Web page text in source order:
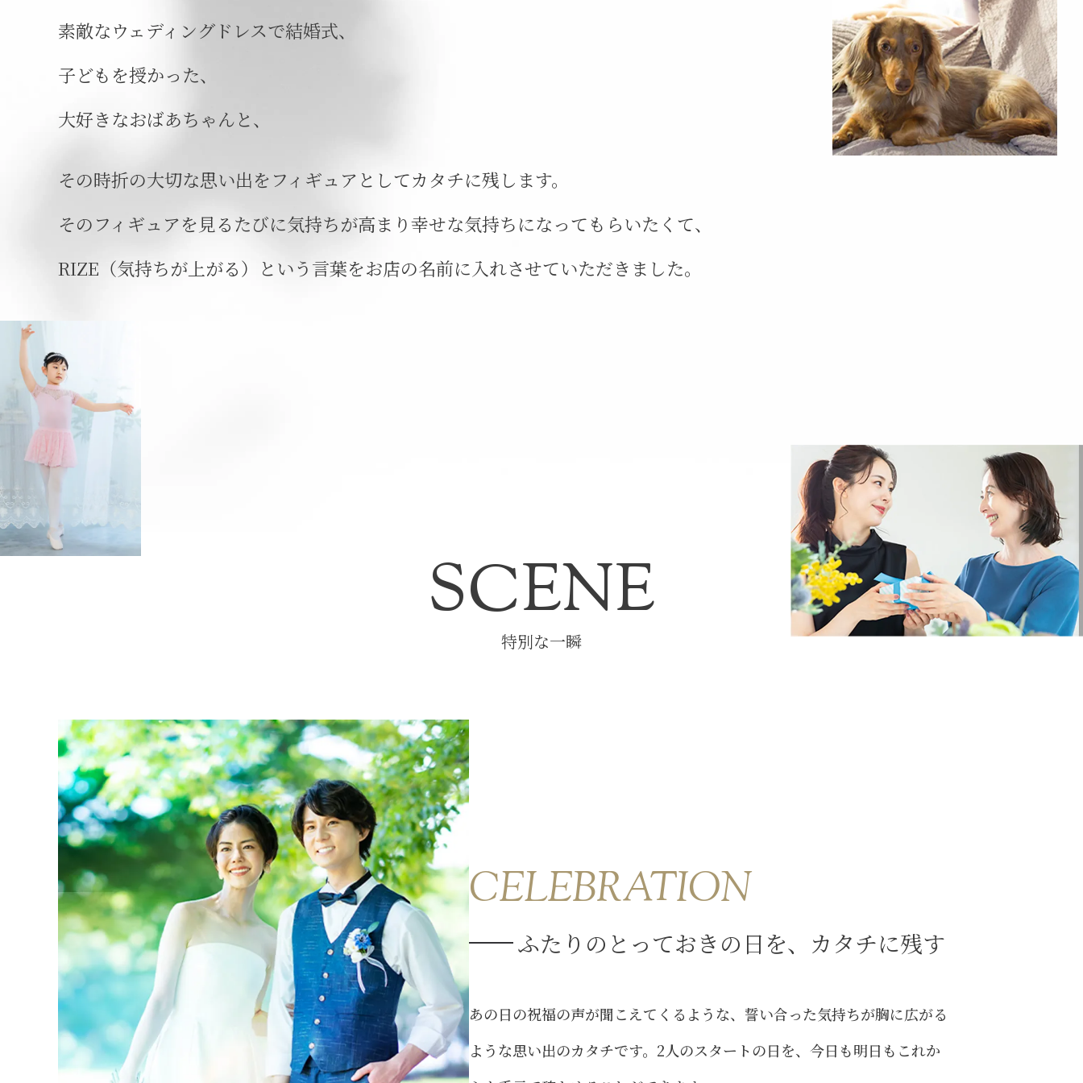
素敵なウェディングドレスで結婚式、
子どもを授かった、
大好きなおばあちゃんと、
その時折の大切な思い出をフィギュアとしてカタチに残します。
そのフィギュアを見るたびに気持ちが高まり幸せな気持ちになってもらいたくて、
RIZE（気持ちが上がる）という言葉をお店の名前に入れさせていただきました。
SCENE
特別な一瞬
CELEBRATION
ふたりのとっておきの日を、カタチに残す
あの日の祝福の声が聞こえてくるような、誓い合った気持ちが胸に広がる
ような思い出のカタチです。2人のスタートの日を、今日も明日もこれか